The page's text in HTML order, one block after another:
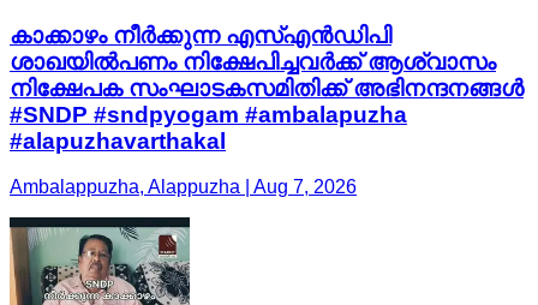
കാക്കാഴം നീർക്കുന്ന എസ്എൻഡിപി
ശാഖയിൽപണം നിക്ഷേപിച്ചവർക്ക് ആശ്വാസം
നിക്ഷേപക സംഘാടകസമിതിക്ക് അഭിനന്ദനങ്ങൾ
#SNDP #sndpyogam #ambalapuzha
#alapuzhavarthakal
Ambalappuzha, Alappuzha | Aug 7, 2026